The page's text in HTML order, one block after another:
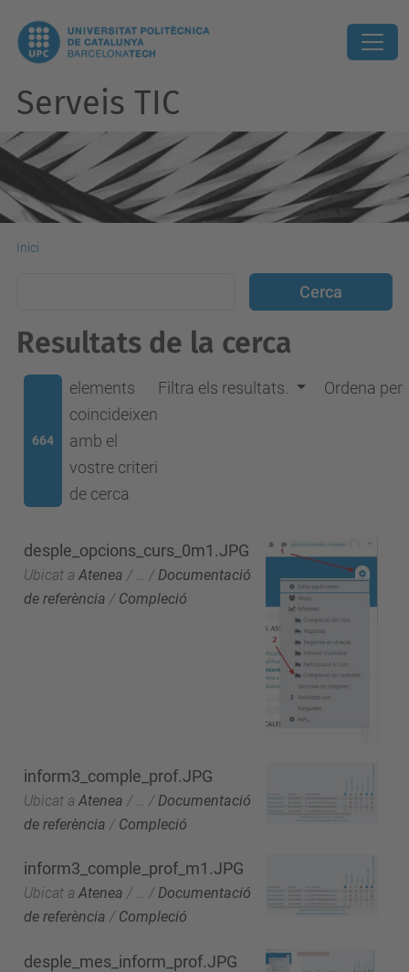
Serveis TIC
Inici
Resultats de la cerca
664
elements
coincideixen
amb el
vostre criteri
de cerca
Filtra els resultats. Ordena per
desple_opcions_curs_0m1.JPG
Ubicat a Atenea / / Documentació
de referència / Compleció
inform3_comple_prof.JPG
Ubicat a Atenea / / Documentació
de referència / Compleció
inform3_comple_prof_m1.JPG
Ubicat a Atenea / … /Documentació
de referència / Compleció
desple_mes_inform_prof.JPG